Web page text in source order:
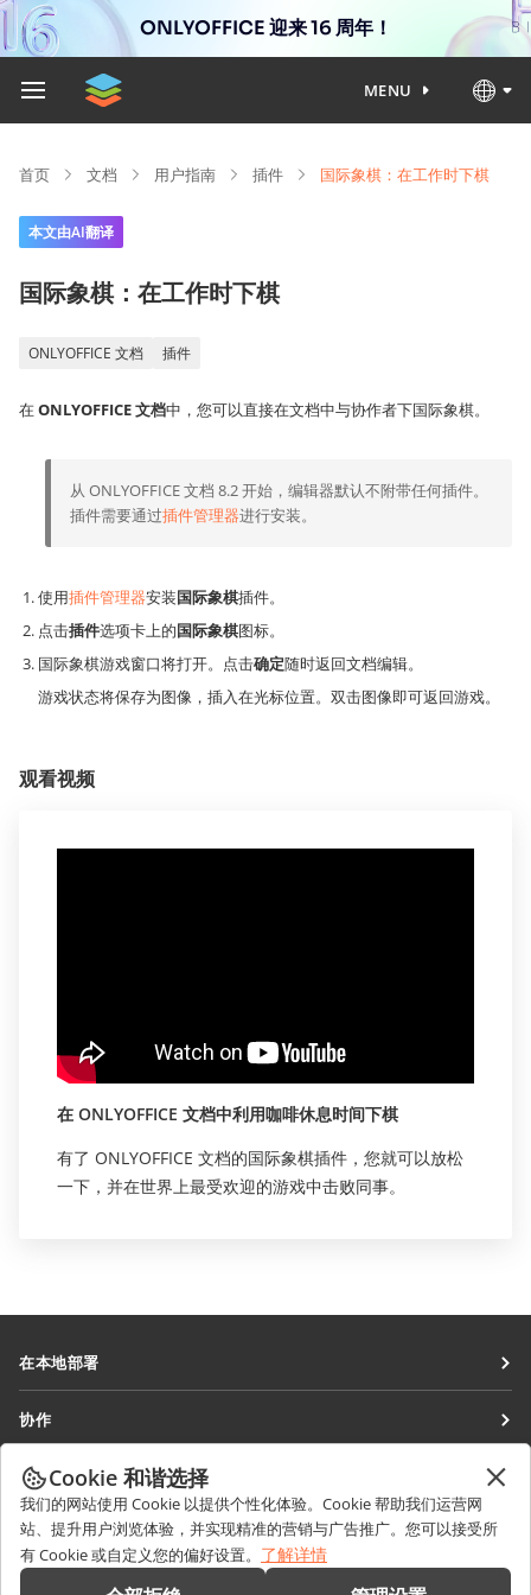
ONLYOFFICE 迎来 16 周年！
MENU
首页 文档 用户指南 插件 国际象棋：在工作时下棋
本文由AI翻译
国际象棋：在工作时下棋
ONLYOFFICE 文档 插件
在ONLYOFFICE 文档中，您可以直接在文档中与协作者下国际象棋。
从 ONLYOFFICE 文档 8.2 开始，编辑器默认不附带任何插件。
插件需要通过插件管理器进行安装。
使用插件管理器安装国际象棋插件。
点击插件选项卡上的国际象棋图标。
国际象棋游戏窗口将打开。点击确定随时返回文档编辑。
游戏状态将保存为图像，插入在光标位置。双击图像即可返回游戏。
观看视频
在 ONLYOFFICE 文档中利用咖啡休息时间下棋
有了 ONLYOFFICE 文档的国际象棋插件，您就可以放松
一下，并在世界上最受欢迎的游戏中击败同事。
在本地部署
协作空间
工作区
连接器
桌面应用程序
协作
针对翻译人员
针对博主
职位空缺
获取最新资讯
博客
获取帮助
论坛
Cookie 和谐选择
我们的网站使用 Cookie 以提供个性化体验。Cookie 帮助我们运营网
站、提升用户浏览体验，并实现精准的营销与广告推广。您可以接受所
有 Cookie 或自定义您的偏好设置。 了解详情